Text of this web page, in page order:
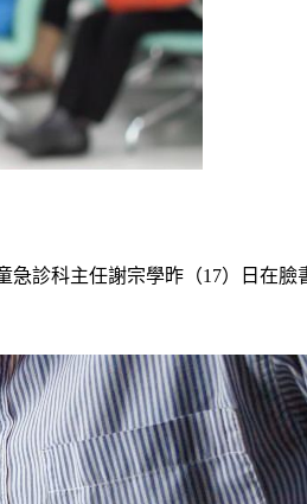
診科主任謝宗學昨（17）日在